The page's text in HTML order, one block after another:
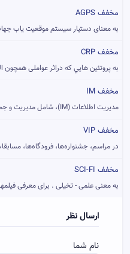
مخفف AGPS
به معنای دستیار سیستم موقعیت یاب
مخفف CRP
به پروتئين هايي که دراثر عواملی همچون
مخفف IM
مدیریت اطلاعات (IM)، شامل مدیریت و جمع‌آوری اطلاعات از یک یا...
مخفف VIP
در مراسم، جشنواره‌ها، فرودگاه‌ها،
مخفف SCI-FI
به معنی علمی - تخیلی . برای معرفی
ارسال نظر
نام شما